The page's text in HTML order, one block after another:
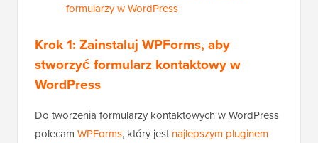
formularzy w WordPress
Krok 1: Zainstaluj WPForms, aby
stworzyć formularz kontaktowy w
WordPress
Do tworzenia formularzy kontaktowych w WordPress
polecam WPForms, który jestnajlepszym pluginem